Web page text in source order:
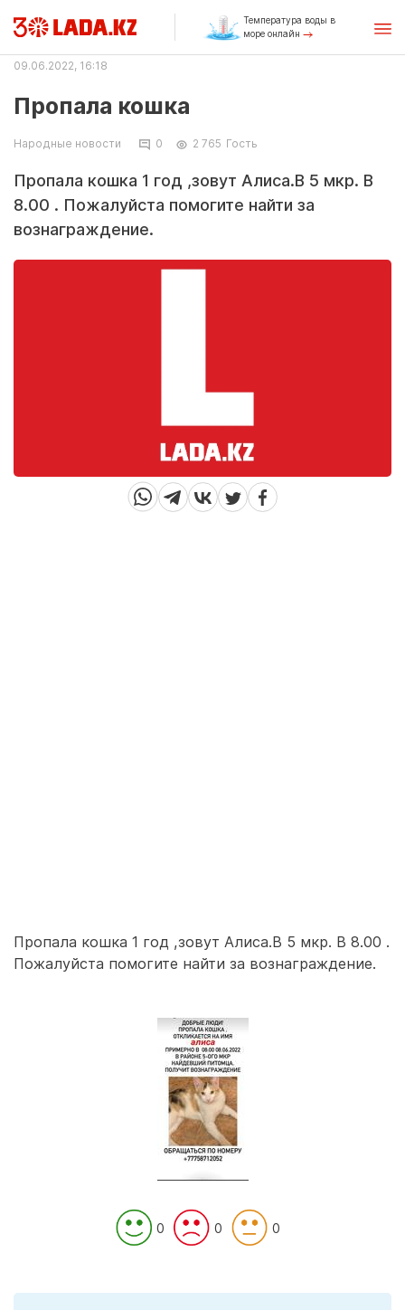
Температура воды в
море онлайн
09.06.2022, 16:18
Пропала кошка
Народные новости 0 2 765 Гость
Пропала кошка 1 год ,зовут Алиса.В 5 мкр. В
8.00 . Пожалуйста помогите найти за
вознаграждение.
Пропала кошка 1 год ,зовут Алиса.В 5 мкр. В 8.00 .
Пожалуйста помогите найти за вознаграждение.
0 0 0